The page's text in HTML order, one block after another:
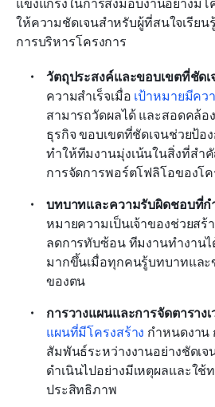
ให้ความชัดเจนสำหรับผู้ที่สนใจเรีย
การบริหารโครงการ
วัตถุประสงค์และขอบเขตที่ชัดเ
ความสำเร็จเมื่อ เป้าหมายมีคว
สามารถวัดผลได้ และสอดคล้อ
ธุรกิจ ขอบเขตที่ชัดเจนช่วยป้อ
ทำให้ทีมงานมุ่งเน้นในสิ่งที่สำ
การจัดการพอร์ตโฟลิโอของโค
บทบาทและความรับผิดชอบที่ก
หมายความเป็นเจ้าของช่วยส
ลดการทับซ้อน ทีมงานทำงาน
มากขึ้นเมื่อทุกคนรู้บทบาทและ
ของตน
การวางแผนและการจัดตาราง
แผนที่มีโครงสร้าง กำหนดงาน
สัมพันธ์ระหว่างงานอย่างชัดเ
ดำเนินไปอย่างมีเหตุผลและใช้
ประสิทธิภาพ